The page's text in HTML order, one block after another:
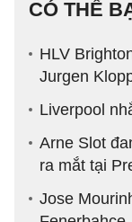
CÓ THỂ
HLV
Jurgen
Liverpool
Arne Slot
ra mắt tại
Jose